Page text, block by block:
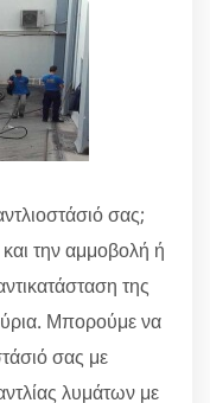
σας;
την αμμοβολή ή
της
Μπορούμε να
σας με
λυμάτων με